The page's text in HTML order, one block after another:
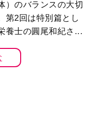
）のバランスの大切
第2回は特別篇とし
養士の圓尾和紀さ...